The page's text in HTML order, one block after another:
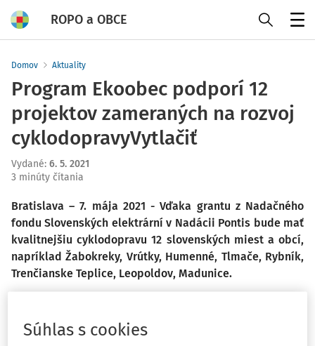
ROPO a OBCE
Domov Aktuality
Program Ekoobec podporí 12
projektov zameraných na rozvoj
cyklodopravyVytlačiť
Vydané: 6. 5. 2021
3 minúty čítania
Bratislava – 7. mája 2021 - Vďaka grantu z Nadačného
fondu Slovenských elektrární v Nadácii Pontis bude mať
kvalitnejšiu cyklodopravu 12 slovenských miest a obcí,
napríklad Žabokreky, Vrútky, Humenné, Tlmače, Rybník,
Trenčianske Teplice, Leopoldov, Madunice.
vyhlásil v marci grantovú výzvu
Súhlas s cookies